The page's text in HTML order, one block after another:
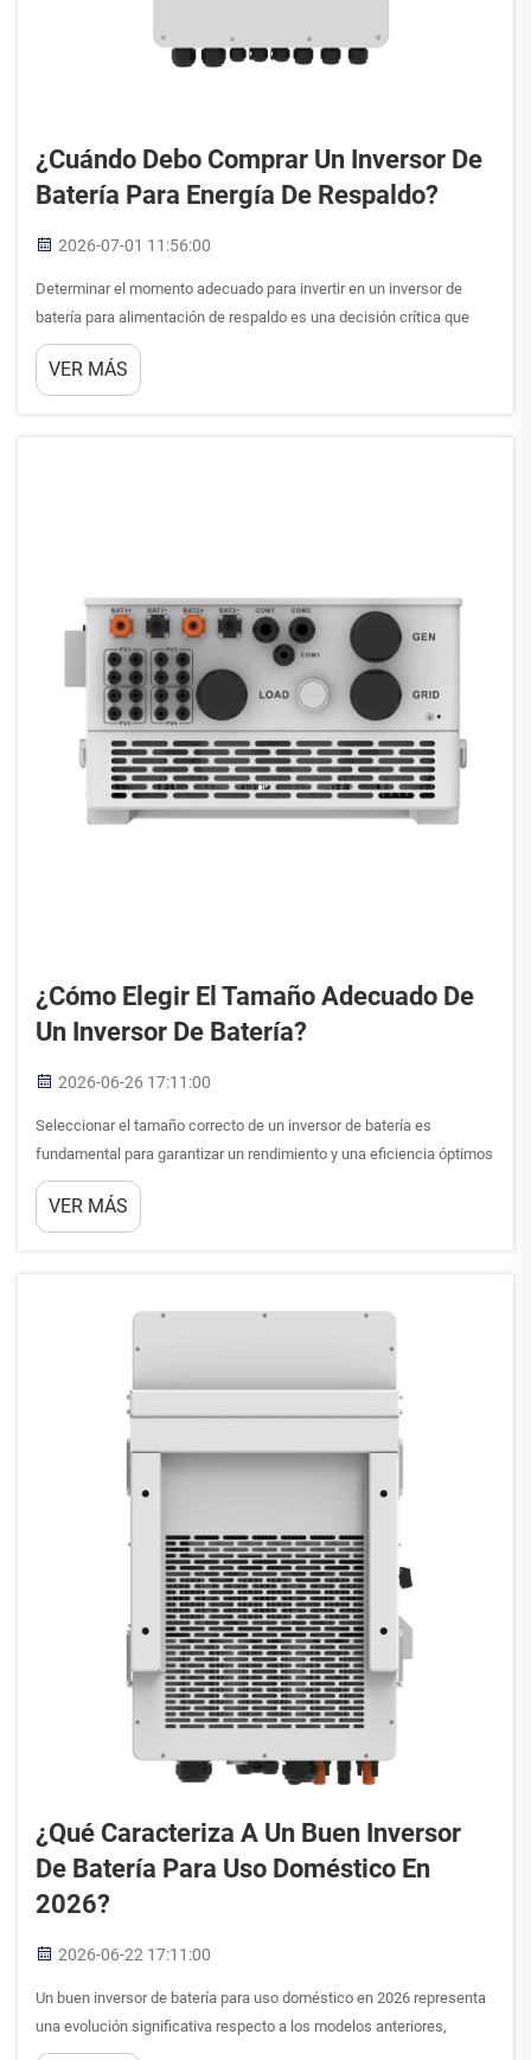
¿Cuándo Debo Comprar Un Inversor De
Batería Para Energía De Respaldo?
2026-07-01 11:56:00
Determinar el momento adecuado para invertir en un inversor de
batería para alimentación de respaldo es una decisión crítica que
depende de varios factores clave, como sus necesidades de
fiabilidad eléctrica, consideraciones presupuestarias y objetivos
VER MÁS
¿Cómo Elegir El Tamaño Adecuado De
Un Inversor De Batería?
2026-06-26 17:11:00
Seleccionar el tamaño correcto de un inversor de batería es
fundamental para garantizar un rendimiento y una eficiencia óptimos
del sistema eléctrico. El inversor de batería adecuado asegura que
su sistema de almacenamiento de energía funcione sin
VER MÁS
¿Qué Caracteriza A Un Buen Inversor
De Batería Para Uso Doméstico En
2026?
2026-06-22 17:11:00
Un buen inversor de batería para uso doméstico en 2026 representa
una evolución significativa respecto a los modelos anteriores,
incorporando tecnologías avanzadas de gestión de energía,